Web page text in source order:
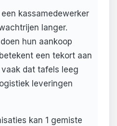
kassamedewerker
langer.
hun aankoop
een tekort aan
dat tafels leeg
leveringen
kan 1 gemiste